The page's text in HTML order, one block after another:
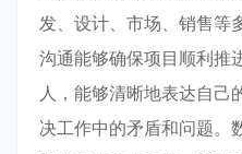
发、设计、市场、销售等
沟通能够确保项目顺利推
人，能够清晰地表达自己
决工作中的矛盾和问题。